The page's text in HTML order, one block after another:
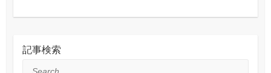
記事検索
Search